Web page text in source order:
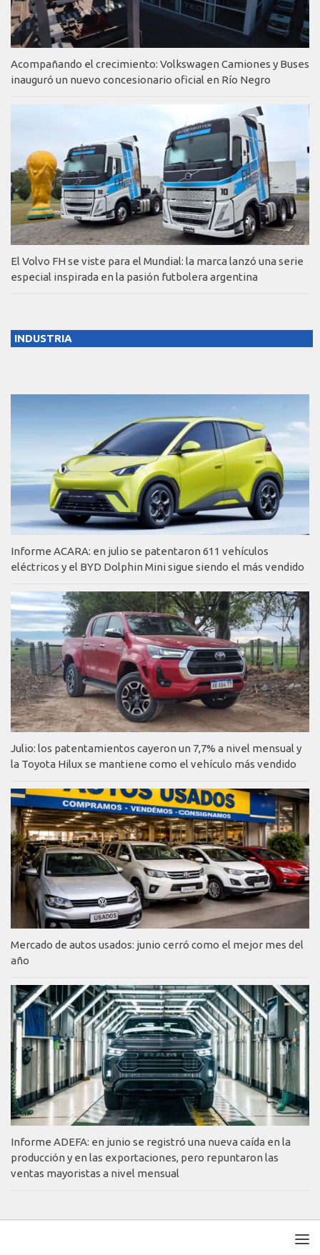
Acompañando el crecimiento: Volkswagen Camiones y Buses
inauguró un nuevo concesionario oficial en Río Negro
El Volvo FH se viste para el Mundial: la marca lanzó una serie
especial inspirada en la pasión futbolera argentina
INDUSTRIA
Informe ACARA: en julio se patentaron 611 vehículos
eléctricos y el BYD Dolphin Mini sigue siendo el más vendido
Julio: los patentamientos cayeron un 7,7% a nivel mensual y
la Toyota Hilux se mantiene como el vehículo más vendido
Mercado de autos usados: junio cerró como el mejor mes del
año
Informe ADEFA: en junio se registró una nueva caída en la
producción y en las exportaciones, pero repuntaron las
ventas mayoristas a nivel mensual